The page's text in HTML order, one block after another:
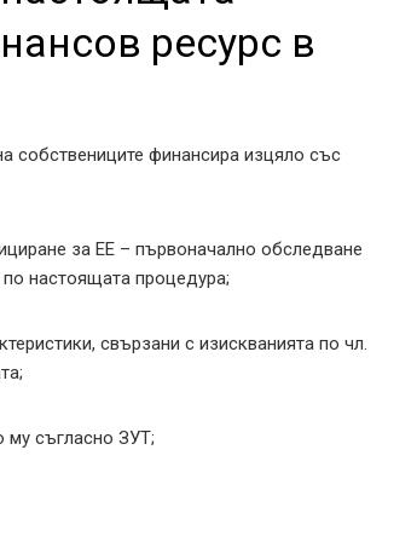
ресурс в
собствениците финансира изцяло със
за ЕЕ – първоначално обследване
настоящата процедура;
свързани с изискванията по чл.
му съгласно ЗУТ;